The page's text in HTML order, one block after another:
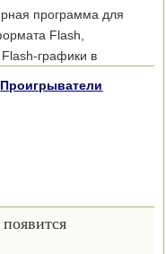
программа для
Flash,
графики в
Проигрыватели